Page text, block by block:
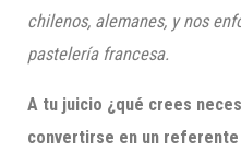
chilenos, alemanes, y nos
pastelería francesa.
A tu juicio ¿qué crees
convertirse en un